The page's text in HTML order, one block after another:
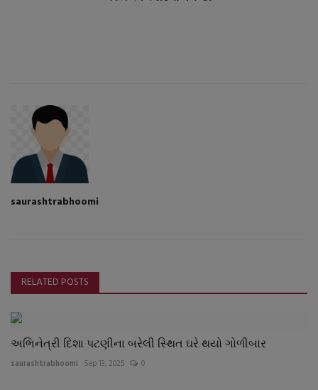
saurashtrabhoomi
RELATED POSTS
અભિનેત્રી દિશા પટણીના બરેલી સ્થિત ઘરે થયો ગોળીબાર
saurashtrabhoomi Sep 13, 2025 0